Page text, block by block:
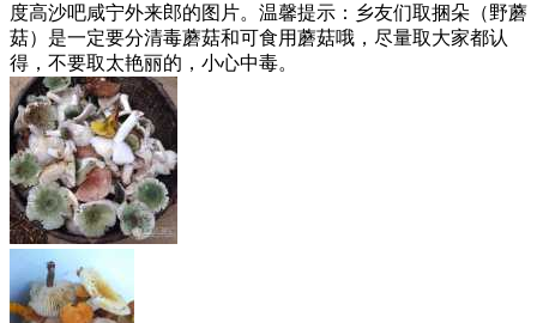
度高沙吧咸宁外来郎的图片。温馨提示：乡友们取捆朵（野蘑
菇）是一定要分清毒蘑菇和可食用蘑菇哦，尽量取大家都认
得，不要取太艳丽的，小心中毒。